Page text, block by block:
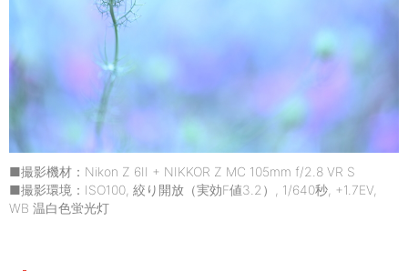
■撮影機材：Nikon Z 6II + NIKKOR Z MC 105mm f/2.8 VR S
■撮影環境：ISO100, 絞り開放（実効F値3.2）, 1/640秒, +1.7EV,
WB 温白色蛍光灯